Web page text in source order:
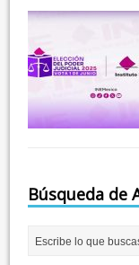
Búsqueda de